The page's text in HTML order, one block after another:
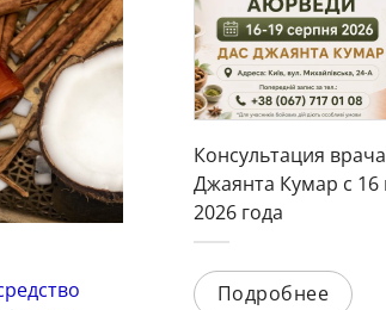
Консультация
Джаянта Кумар с 16
2026 года
Подробнее
Гель для душа
Гель для ванны и душа